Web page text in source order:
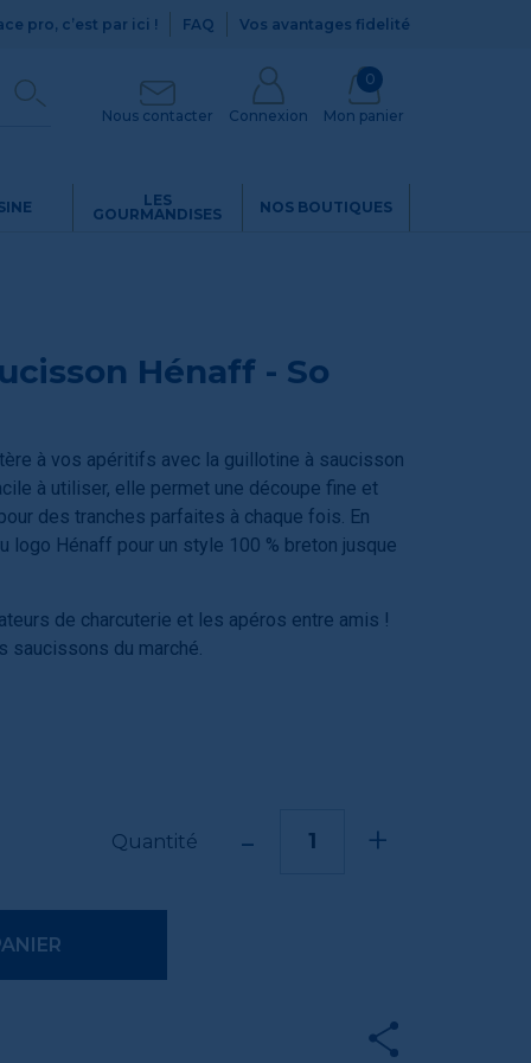
pro, c’est par ici ! FAQ Vos avantages fidelité
Nous contacter Connexion
0
Mon panier
LES
GOURMANDISES
NOS BOUTIQUES
Hénaff - So
à vos apéritifs avec la guillotine à saucisson
à utiliser, elle permet une découpe fine et
des tranches parfaites à chaque fois. En
logo Hénaff pour un style 100 % breton jusque
de charcuterie et les apéros entre amis !
saucissons du marché.
Quantité - +